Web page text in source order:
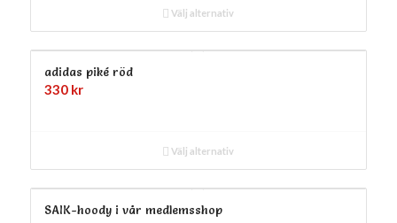
Välj alternativ
adidas piké röd
330 kr
Välj alternativ
SAIK-hoody i vår medlemsshop